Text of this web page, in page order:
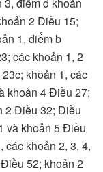
2 Điều 15;
1, điểm b
các khoản 1, 2
khoản 1, các
khoản 4 Điều 27;
2 Điều 32; Điều
và khoản 5 Điều
các khoản 2, 3, 4,
52; khoản 2